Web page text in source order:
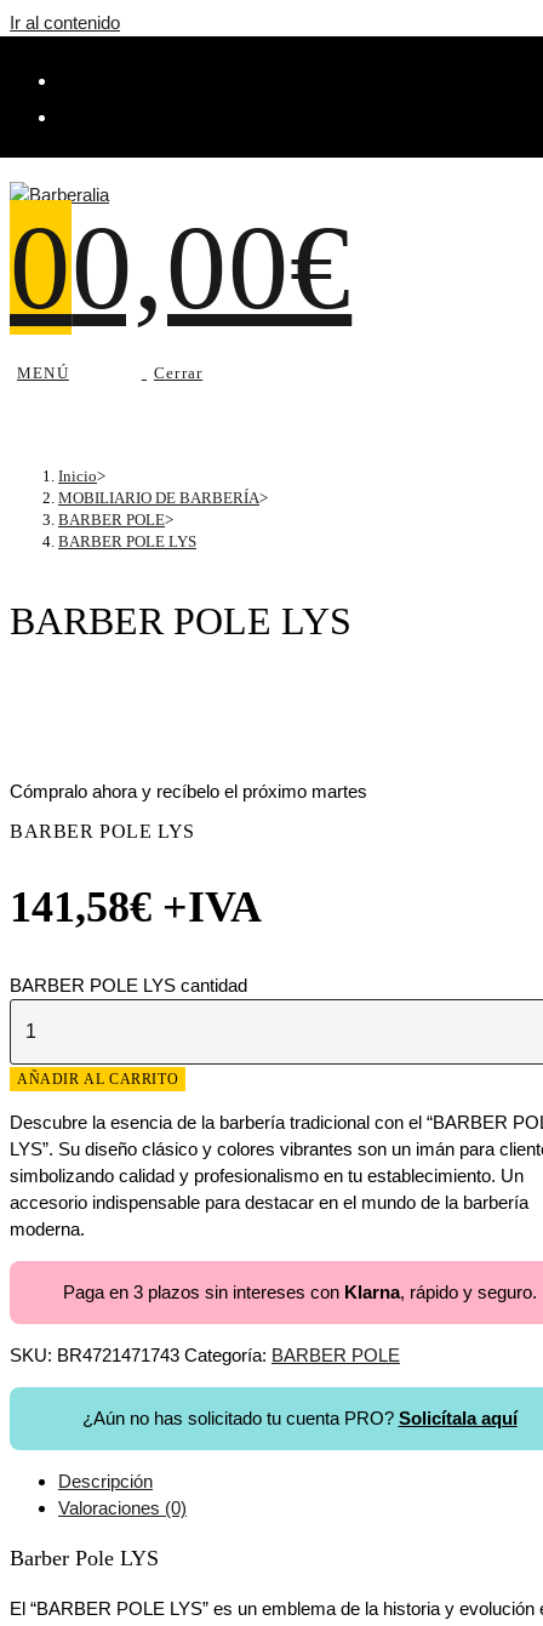
Ir al contenido
00,00€
MENÚ Cerrar
BARBER POLE LYS
Inicio>
MOBILIARIO DE BARBERÍA>
BARBER POLE>
BARBER POLE LYS
Cómpralo ahora y recíbelo el próximo martes
BARBER POLE LYS
141,58€ +IVA
BARBER POLE LYS cantidad
AÑADIR AL CARRITO
Descubre la esencia de la barbería tradicional con el “BARBER
LYS”. Su diseño clásico y colores vibrantes son un imán para
simbolizando calidad y profesionalismo en tu establecimiento. Un
accesorio indispensable para destacar en el mundo de la barbería
moderna.
Paga en 3 plazos sin intereses con Klarna, rápido y seguro.
SKU: BR4721471743 Categoría: BARBER POLE
¿Aún no has solicitado tu cuenta PRO? Solicítala aquí
Descripción
Valoraciones (0)
Barber Pole LYS
El “BARBER POLE LYS” es un emblema de la historia y